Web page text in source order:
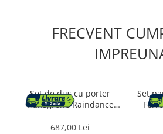
FRECVENT
Set de dus cu porter
Hansgrohe Raindance
687,00 Lei
Set